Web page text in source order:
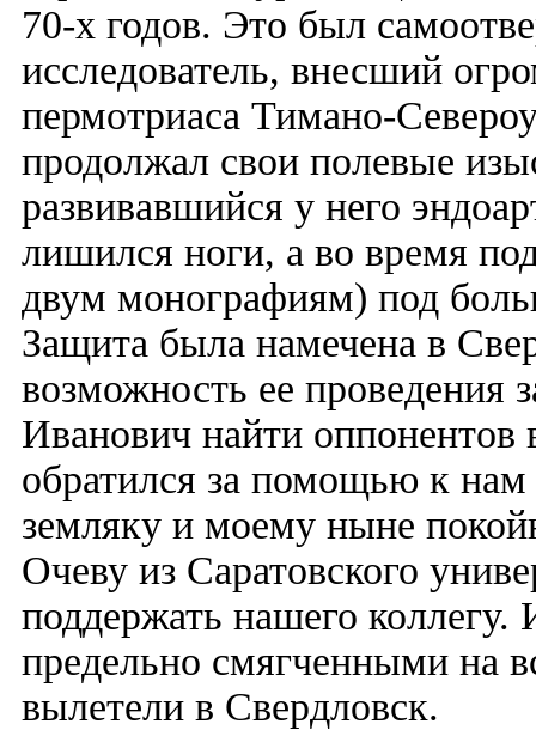
70-х годов. Это был
исследователь, внесший
пермотриаса Тимано-
продолжал свои полевые
развивавшийся у него
лишился ноги, а во время
двум монографиям) под
Защита была намечена в
возможность ее проведения
Иванович найти оппонентов
обратился за помощью к
земляку и моему ныне
Очеву из Саратовского
поддержать нашего коллегу.
предельно смягченными на
вылетели в Свердловск.